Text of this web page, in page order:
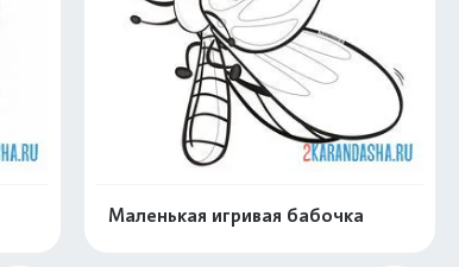
Маленькая игривая бабочка